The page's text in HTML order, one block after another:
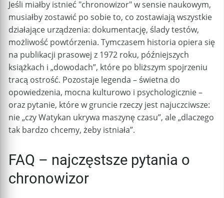
Jeśli miałby istnieć "chronowizor" w sensie naukowym,
musiałby zostawić po sobie to, co zostawiają wszystkie
działające urządzenia: dokumentację, ślady testów,
możliwość powtórzenia. Tymczasem historia opiera się
na publikacji prasowej z 1972 roku, późniejszych
książkach i „dowodach”, które po bliższym spojrzeniu
tracą ostrość. Pozostaje legenda – świetna do
opowiedzenia, mocna kulturowo i psychologicznie –
oraz pytanie, które w gruncie rzeczy jest najuczciwsze:
nie „czy Watykan ukrywa maszynę czasu”, ale „dlaczego
tak bardzo chcemy, żeby istniała”.
FAQ – najczęstsze pytania o
chronowizor